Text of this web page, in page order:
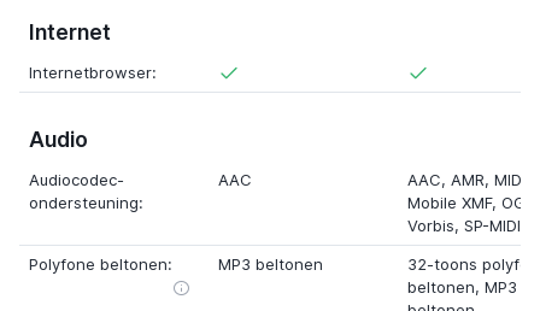
Internet
Internetbrowser:
Audio
Audiocodec-
ondersteuning:
AAC AAC, AMR, MIDI
Mobile XMF, OGG
Vorbis, SP-MIDI
Polyfone beltonen:
MP3 beltonen
32-toons
beltonen, MP3